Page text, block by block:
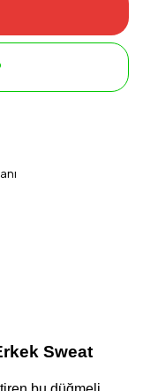
Sweat